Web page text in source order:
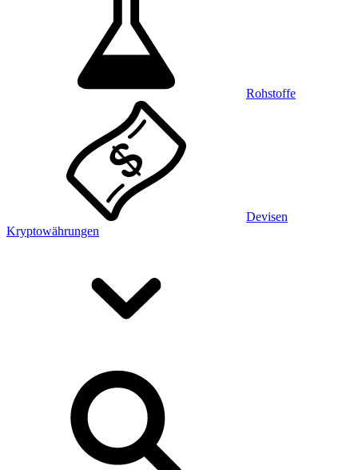
Rohstoffe
Devisen
Kryptowährungen